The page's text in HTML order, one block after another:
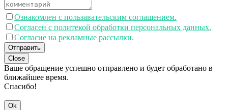
Ознакомлен с пользавательским соглашением.
Согласен с политекой обработки персональных данных.
Согласие на рекламные рассылки.
Отправить
Close
Ваше обращение успешно отправлено и будет обработано в
ближайшее время.
Спасибо!
Ok